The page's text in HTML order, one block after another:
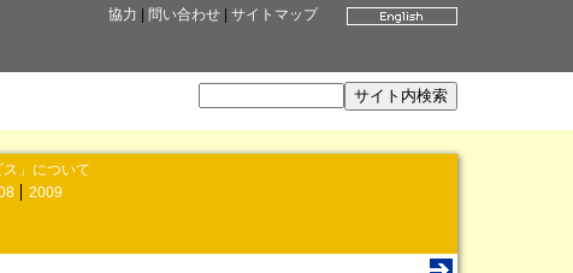
協力 問い合わせ サイトマップ
ス」について
2009